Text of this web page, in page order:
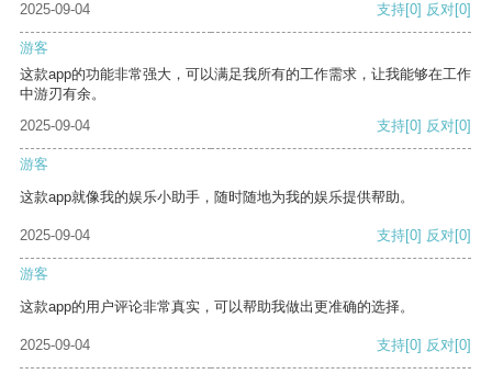
2025-09-04 支持[0] 反对[0]
游客
这款app的功能非常强大，可以满足我所有的工作需求，让我能够在工作
中游刃有余。
2025-09-04
支持[0] 反对[0]
游客
这款app就像我的娱乐小助手，随时随地为我的娱乐提供帮助。
2025-09-04 支持[0] 反对[0]
游客
这款app的用户评论非常真实，可以帮助我做出更准确的选择。
2025-09-04 支持[0] 反对[0]